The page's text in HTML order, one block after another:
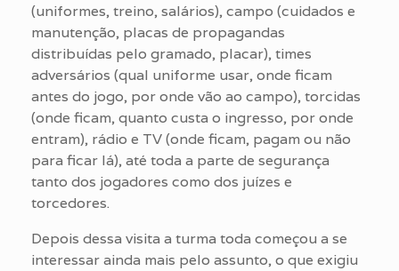
(uniformes, treino, salários), campo (cuidados e
manutenção, placas de propagandas
distribuídas pelo gramado, placar), times
adversários (qual uniforme usar, onde ficam
antes do jogo, por onde vão ao campo), torcidas
(onde ficam, quanto custa o ingresso, por onde
entram), rádio e TV (onde ficam, pagam ou não
para ficar lá), até toda a parte de segurança
tanto dos jogadores como dos juízes e
torcedores.
Depois dessa visita a turma toda começou a se
interessar ainda mais pelo assunto, o que exigiu